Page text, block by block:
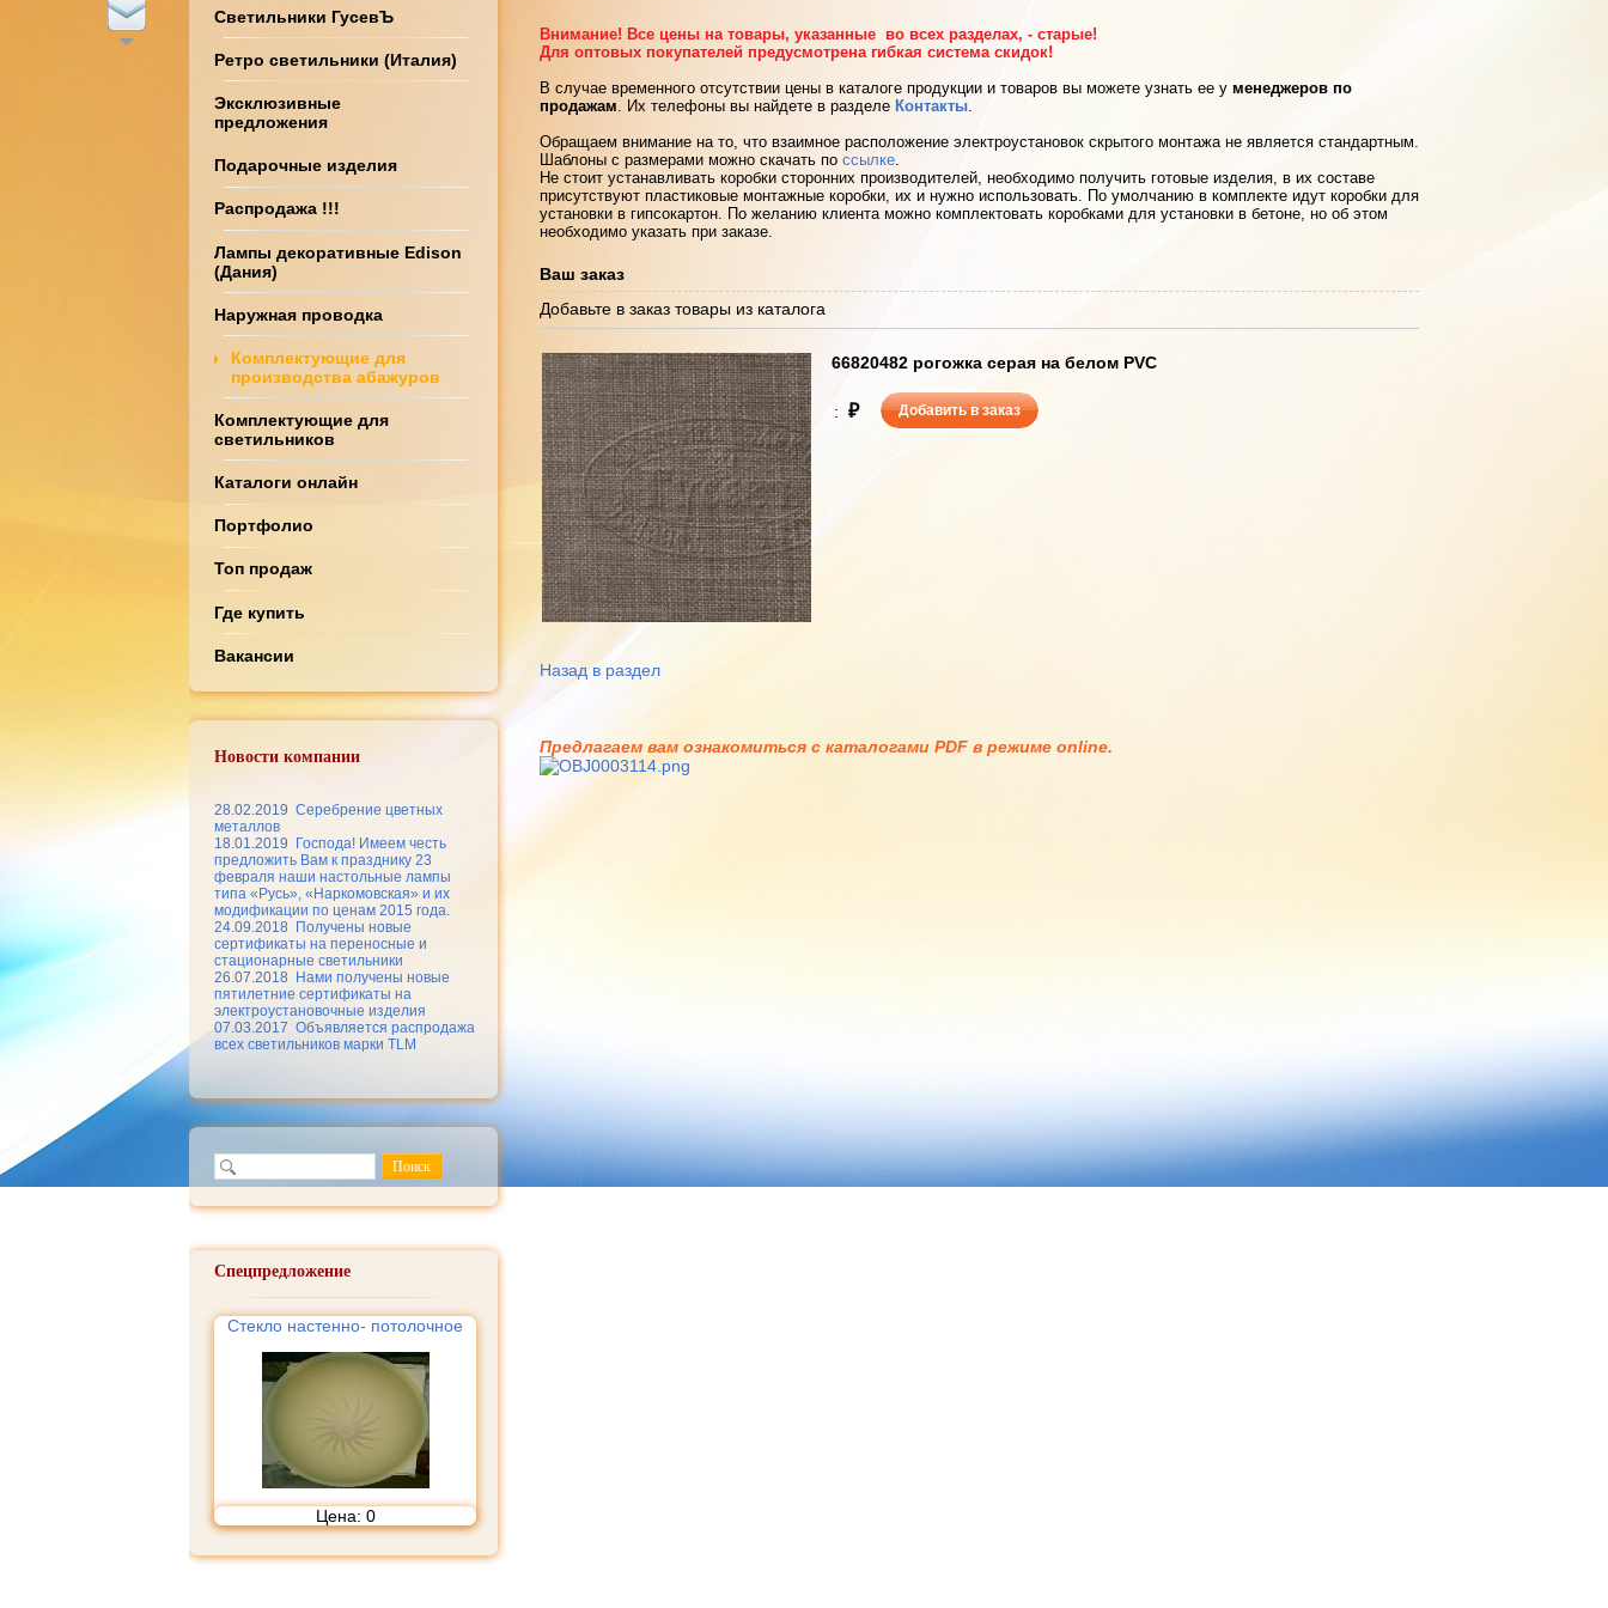
Светильники ГусевЪ
Ретро светильники (Италия)
Эксклюзивные
предложения
Подарочные изделия
Распродажа !!!
Лампы декоративные Edison
(Дания)
Наружная проводка
Комплектующие для
производства абажуров
Комплектующие для
светильников
Каталоги онлайн
Портфолио
Топ продаж
Где купить
Вакансии
Новости компании
28.02.2019 Серебрение цветных
металлов
18.01.2019
Господа! Имеем честь
предложить Вам к празднику 23
февраля наши настольные лампы
типа «Русь», «Наркомовская» и их
модификации по ценам 2015 года.
24.09.2018
Получены новые
сертификаты на переносные и
стационарные светильники
26.07.2018
Нами получены новые
пятилетние сертификаты на
электроустановочные изделия
07.03.2017 Объявляется распродажа
всех светильников марки TLM
Спецпредложение
Стекло настенно- потолочное
Цена: 0
Внимание! Все цены на товары, указанные во всех разделах, - старые!
Для оптовых покупателей предусмотрена гибкая система скидок!
В случае временного отсутствии цены в каталоге продукции и товаров вы можете узнать ее у менеджеров по
продажам . Их телефоны вы найдете в разделе Контакты
Обращаем внимание на то, что взаимное расположение электроустановок скрытого монтажа не является стандартным.
Шаблоны с размерами можно скачать по ссылке
Не стоит устанавливать коробки сторонних производителей, необходимо получить готовые изделия, в их составе
присутствуют пластиковые монтажные коробки, их и нужно использовать. По умолчанию в комплекте идут коробки для
установки в гипсокартон. По желанию клиента можно комплектовать коробками для установки в бетоне, но об этом
необходимо указать при заказе.
Ваш заказ
Добавьте в заказ товары из каталога
66820482 рогожка серая на белом PVC
: ₽ Добавить в заказ
Назад в раздел
Предлагаем вам ознакомиться с каталогами PDF в режиме online.